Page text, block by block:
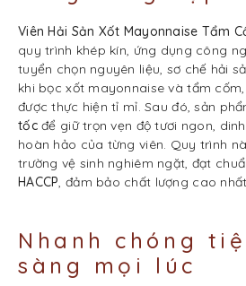
Viên Hải Sản Xốt Mayonnaise Tẩm
quy trình khép kín, ứng dụng công
tuyển chọn nguyên liệu, sơ chế hải
khi bọc xốt mayonnaise và tẩm
được thực hiện tỉ mỉ. Sau đó, sản
tốcđể giữ trọn vẹn độ tươi ngon,
hoàn hảo của từng viên. Quy trình
trường vệ sinh nghiêm ngặt, đạt
HACCP, đảm bảo chất lượng cao
Nhanh chóng
sàng mọi lúc